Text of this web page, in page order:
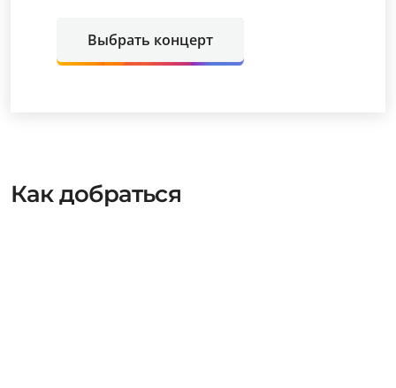
Выбрать концерт
Как добраться